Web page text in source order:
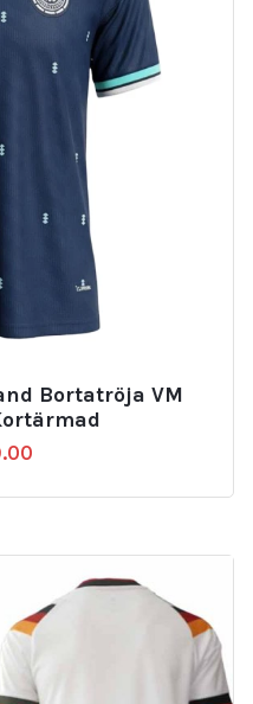
Bortatröja VM